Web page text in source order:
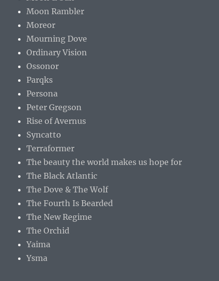
Moon Rambler
Moreor
Mourning Dove
Ordinary Vision
Ossonor
Parqks
Persona
Peter Gregson
Rise of Avernus
Syncatto
Terraformer
The beauty the world makes us hope for
The Black Atlantic
The Dove & The Wolf
The Fourth Is Bearded
The New Regime
The Orchid
Yaima
Ysma